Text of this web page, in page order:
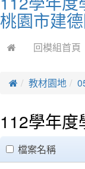
桃園市建
回模組首頁
教材園地
112學年
clickAll
檔案名稱